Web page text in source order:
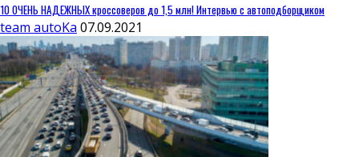
10 ОЧЕНЬ НАДЕЖНЫХ кроссоверов до 1,5 млн! Интервью с автоподборщиком
team autoKa 07.09.2021